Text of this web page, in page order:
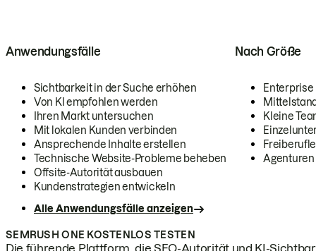
Anwendungsfälle
Sichtbarkeit in der Suche erhöhen
Von KI empfohlen werden
Ihren Markt untersuchen
Mit lokalen Kunden verbinden
Ansprechende Inhalte erstellen
Technische Website-Probleme beheben
Offsite-Autorität ausbauen
Kundenstrategien entwickeln
Alle Anwendungsfälle anzeigen
Nach Größe
Enterprise
Kleine
Agenturen
SEMRUSH ONE KOSTENLOS TESTEN
Die führende Plattform, die SEO-Autorität und KI-